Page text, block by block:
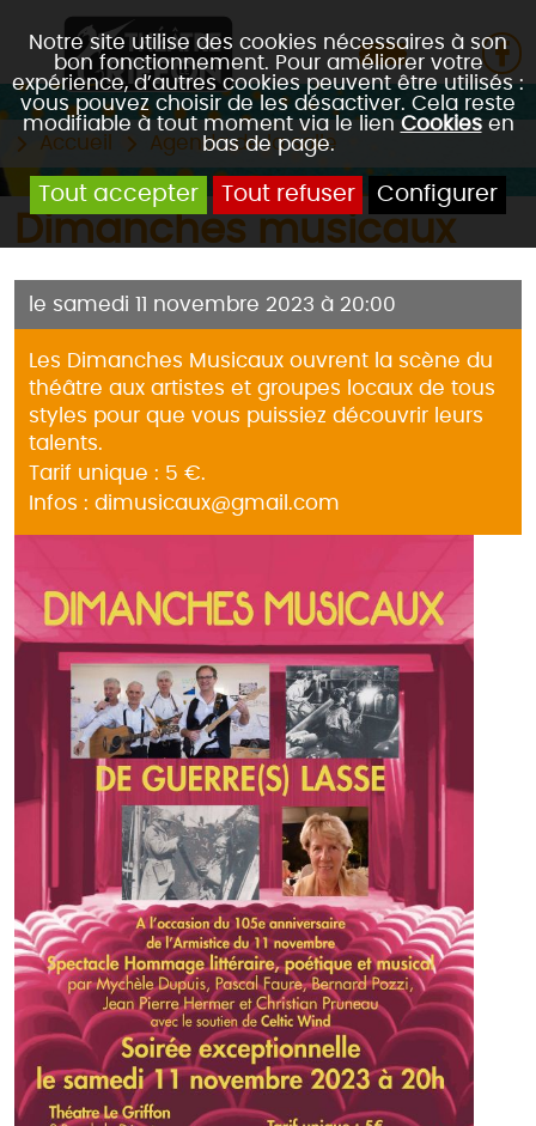
Notre site utilise des cookies nécessaires à son
bon fonctionnement. Pour améliorer votre
expérience, d’autres cookies peuvent être utilisés :
vous pouvez choisir de les désactiver. Cela reste
modifiable à tout moment via le lienCookiesen
bas de page.
Tout accepter Tout refuser Configurer
Accueil Agenda de la salle
Dimanches musicaux
le samedi 11 novembre 2023 à 20:00
Les Dimanches Musicaux ouvrent la scène du
théâtre aux artistes et groupes locaux de tous
styles pour que vous puissiez découvrir leurs
talents.
Tarif unique : 5 €.
Infos : dimusicaux@gmail.com